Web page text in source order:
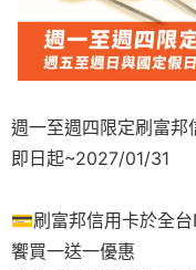
週一至週四限定刷富邦
即日起~2027/01/31
💳刷富邦信用卡於全
饗買一送一優惠